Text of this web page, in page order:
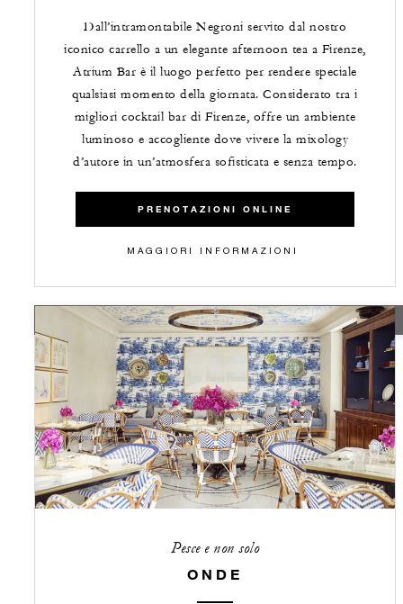
Dall’intramontabile Negroni servito dal nostro
iconico carrello a un elegante afternoon tea a Firenze,
Atrium Bar è il luogo perfetto per rendere speciale
qualsiasi momento della giornata. Considerato tra i
migliori cocktail bar di Firenze, offre un ambiente
luminoso e accogliente dove vivere la mixology
d’autore in un’atmosfera sofisticata e senza tempo.
PRENOTAZIONI ONLINE
MAGGIORI INFORMAZIONI
TEMPORARILY CLOSED
Pesce e non solo
ONDE